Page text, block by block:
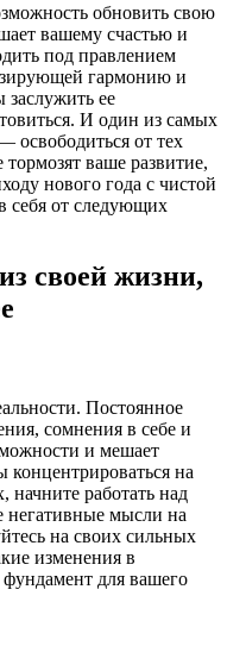
обновить свою
вашему счастью и
под правлением
гармонию и
заслужить ее
И один из самых
освободиться от тех
ваше развитие,
нового года с чистой
себя от следующих
своей жизни,
Постоянное
сомнения в себе и
и мешает
концентрироваться на
начните работать над
мысли на
на своих сильных
изменения в
для вашего